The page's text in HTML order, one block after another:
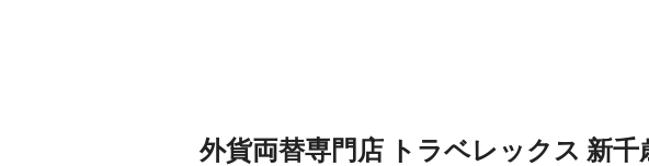
外貨両替専門店 トラベレックス 新